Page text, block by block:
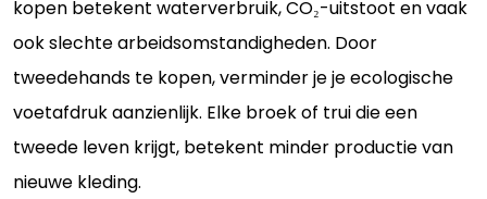
kopen betekent waterverbruik, CO₂-uitstoot en vaak
ook slechte arbeidsomstandigheden. Door
tweedehands te kopen, verminder je je ecologische
voetafdruk aanzienlijk. Elke broek of trui die een
tweede leven krijgt, betekent minder productie van
nieuwe kleding.